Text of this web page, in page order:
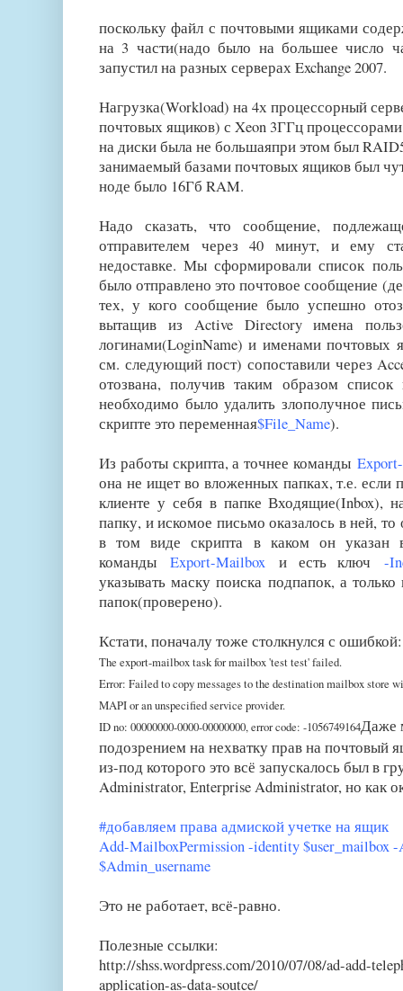
поскольку файл с почтовыми ящиками
на 3 части(надо было на большее число
запустил на разных серверах Exchange 2007.
Нагрузка(Workload) на 4х процессорный
почтовых ящиков) с Xeon 3ГГц
на диски была не большаяпри этом был
занимаемый базами почтовых ящиков был
ноде было 16Гб RAM.
Надо сказать, что сообщение,
отправителем через 40 минут, и ему
недоставке. Мы сформировали список
было отправлено это почтовое сообщение
тех, у кого сообщение было успешно
вытащив из Active Directory имена
логинами(LoginName) и именами почтовых
см. следующий пост) сопоставили через
отозвана, получив таким образом
необходимо было удалить злополучное
скрипте это переменная$File_Name).
Из работы скрипта, а точнее команды
она не ищет во вложенных папках, т.е. если
клиенте у себя в папке Входящие(Inbox),
папку, и искомое письмо оказалось в ней,
в том виде скрипта в каком он указан
команды Export-Mailboxи есть ключ -
указывать маску поиска подпапок, а
папок(проверено).
Кстати, поначалу тоже столкнулся с ошибкой:
The export-mailbox task for mailbox 'test test' failed.
Error: Failed to copy messages to the destination mailbox store
MAPI or an unspecified service provider.
ID no: 00000000-0000-00000000, error code: -1056749164Даже
подозрением на нехватку прав на почтовый
из-под которого это всё запускалось был в
Administrator, Enterprise Administrator, но как
#добавляем права адмиской учетке на ящик
Add-MailboxPermission -identity $user_mailbox
$Admin_username
Это не работает, всё-равно.
Полезные ссылки:
http://shss.wordpress.com/2010/07/08/ad-add-
application-as-data-soutce/